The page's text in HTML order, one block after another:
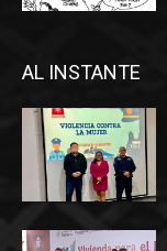
AL INSTANTE